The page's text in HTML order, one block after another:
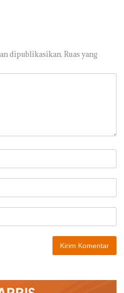
dipublikasikan. Ruas yang